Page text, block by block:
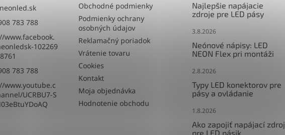
neonled.sk
783 788
www.facebook.
102269
783 788
www.youtube.c
UCRBU7-S
Obchodné podmienky
Podmienky ochrany
osobných údajov
Reklamačný poriadok
Vrátenie tovaru
Cookies
Kontakt
Moja objednávka
Hodnotenie obchodu
Najlepšie napájacie
zdroje pre LED pásy
3.8.2026
Neónové nápisy: LED
NEON Flex pri montáži
2.8.2026
Typy LED konektorov pre
pásy a ovládanie
1.8.2026
Ako zapojiť napájací zdroj
pre LED pásik